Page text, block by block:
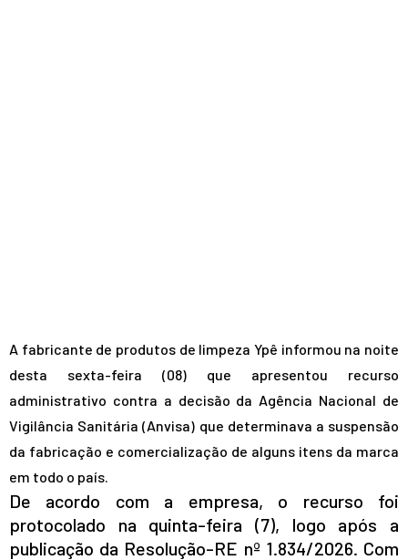
A fabricante de produtos de limpeza Ypê informou na noite
desta sexta-feira (08) que apresentou recurso
administrativo contra a decisão da Agência Nacional de
Vigilância Sanitária (Anvisa) que determinava a suspensão
da fabricação e comercialização de alguns itens da marca
em todo o país.
De acordo com a empresa, o recurso foi
protocolado na quinta-feira (7), logo após a
publicação da Resolução-RE nº 1.834/2026. Com